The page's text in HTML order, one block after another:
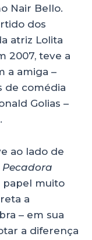
Nair Bello.
dos
atriz Lolita
2007, teve a
a amiga –
de comédia
Golias –
ao lado de
papel muito
a
– em sua
a diferença